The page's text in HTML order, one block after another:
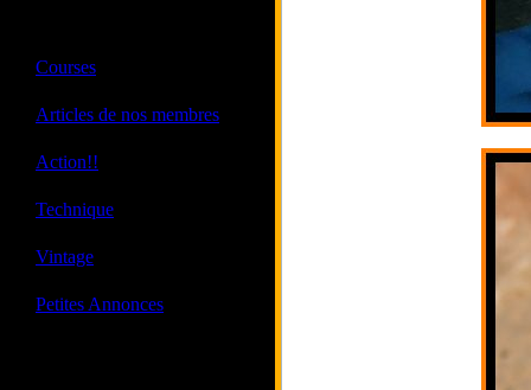
Courses
Articles de nos membres
Action!!
Technique
Vintage
Petites Annonces